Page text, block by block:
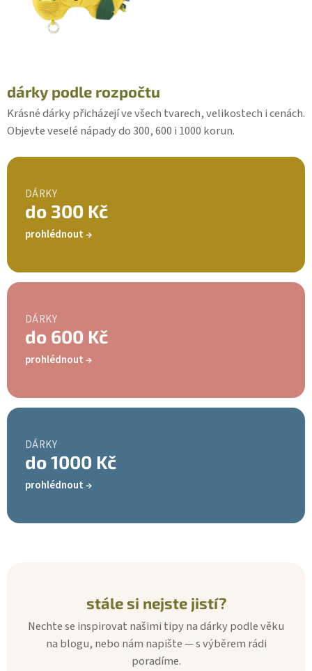
dárky podle rozpočtu
Krásné dárky přicházejí ve všech tvarech, velikostech i cenách.
Objevte veselé nápady do 300, 600 i 1000 korun.
DÁRKY
do 300 Kč
prohlédnout
DÁRKY
do 600 Kč
prohlédnout
DÁRKY
do 1000 Kč
prohlédnout
stále si nejste jistí?
Nechte se inspirovat našimi tipy na dárky podle věku
na blogu, nebo nám napište — s výběrem rádi
poradíme.